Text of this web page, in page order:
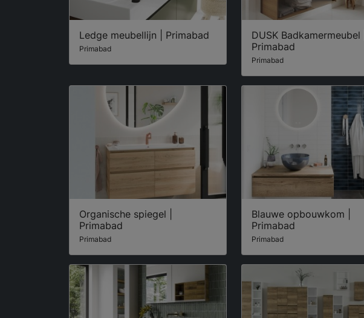
Ledge meubellijn | Primabad
Primabad
DUSK Badkamermeubel |
Primabad
Primabad
Organische spiegel |
Primabad
Primabad
Blauwe opbouwkom |
Primabad
Primabad